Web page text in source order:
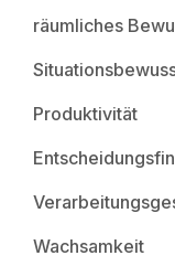
räumliches
Produktivität
Wachsamkeit